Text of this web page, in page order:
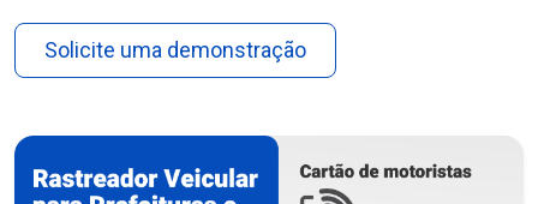
Solicite uma demonstração